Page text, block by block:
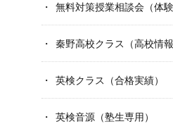
無料対策授業相談会（体験
秦野高校クラス（高校情報
英検クラス（合格実績）
英検音源（塾生専用）